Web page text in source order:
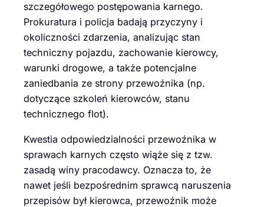
szczegółowego postępowania karnego.
Prokuratura i policja badają przyczyny i
okoliczności zdarzenia, analizując stan
techniczny pojazdu, zachowanie kierowcy,
warunki drogowe, a także potencjalne
zaniedbania ze strony przewoźnika (np.
dotyczące szkoleń kierowców, stanu
technicznego flot).
Kwestia odpowiedzialności przewoźnika w
sprawach karnych często wiąże się z tzw.
zasadą winy pracodawcy. Oznacza to, że
nawet jeśli bezpośrednim sprawcą naruszenia
przepisów był kierowca, przewoźnik może